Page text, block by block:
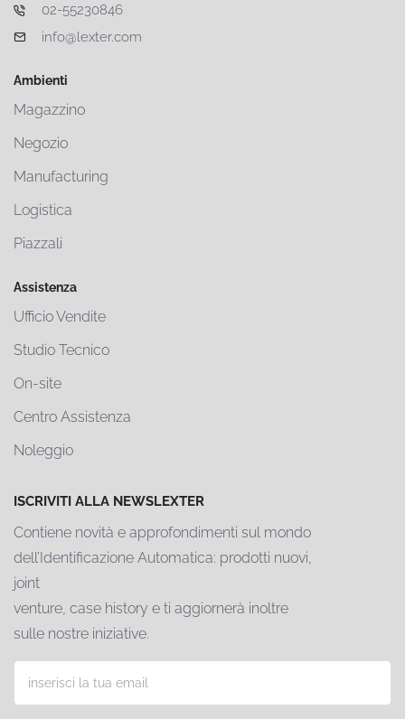
02-55230846
info@lexter.com
Ambienti
Magazzino
Negozio
Manufacturing
Logistica
Piazzali
Assistenza
Ufficio Vendite
Studio Tecnico
On-site
Centro Assistenza
Noleggio
ISCRIVITI ALLA NEWSLEXTER
Contiene novità e approfondimenti sul mondo
dell’Identificazione Automatica: prodotti nuovi,
joint
venture, case history e ti aggiornerà inoltre
sulle nostre iniziative.